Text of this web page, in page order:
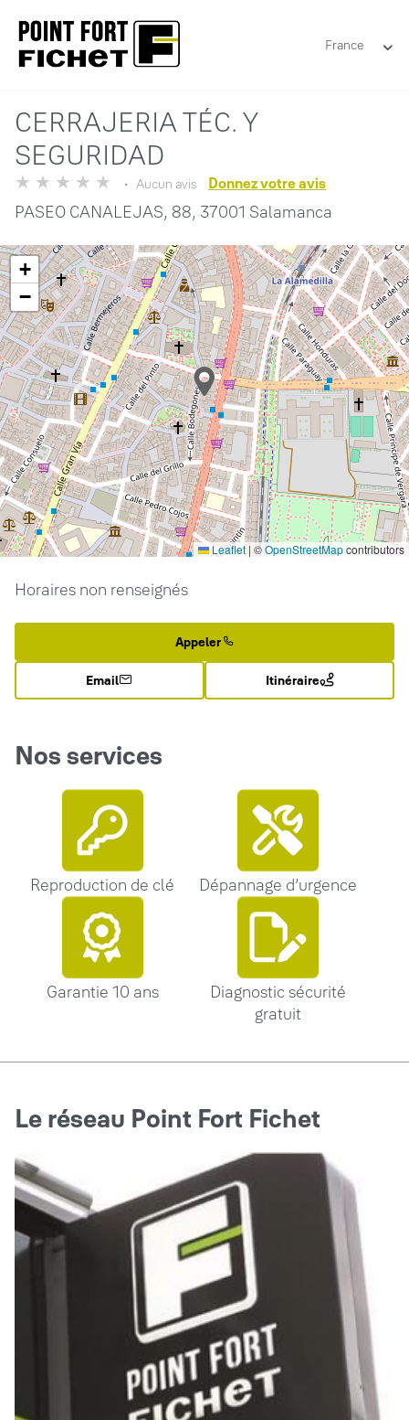
France
CERRAJERIA TÉC. Y
SEGURIDAD
Aucun avis Donnez votre avis
PASEO CANALEJAS, 88, 37001 Salamanca
+
−
Leaflet | ©OpenStreetMapcontributors
Horaires non renseignés
Appeler
Email Itinéraire
Nos services
Reproduction de clé Dépannage d’urgence
Garantie 10 ans
Diagnostic sécurité
gratuit
Le réseau Point Fort Fichet